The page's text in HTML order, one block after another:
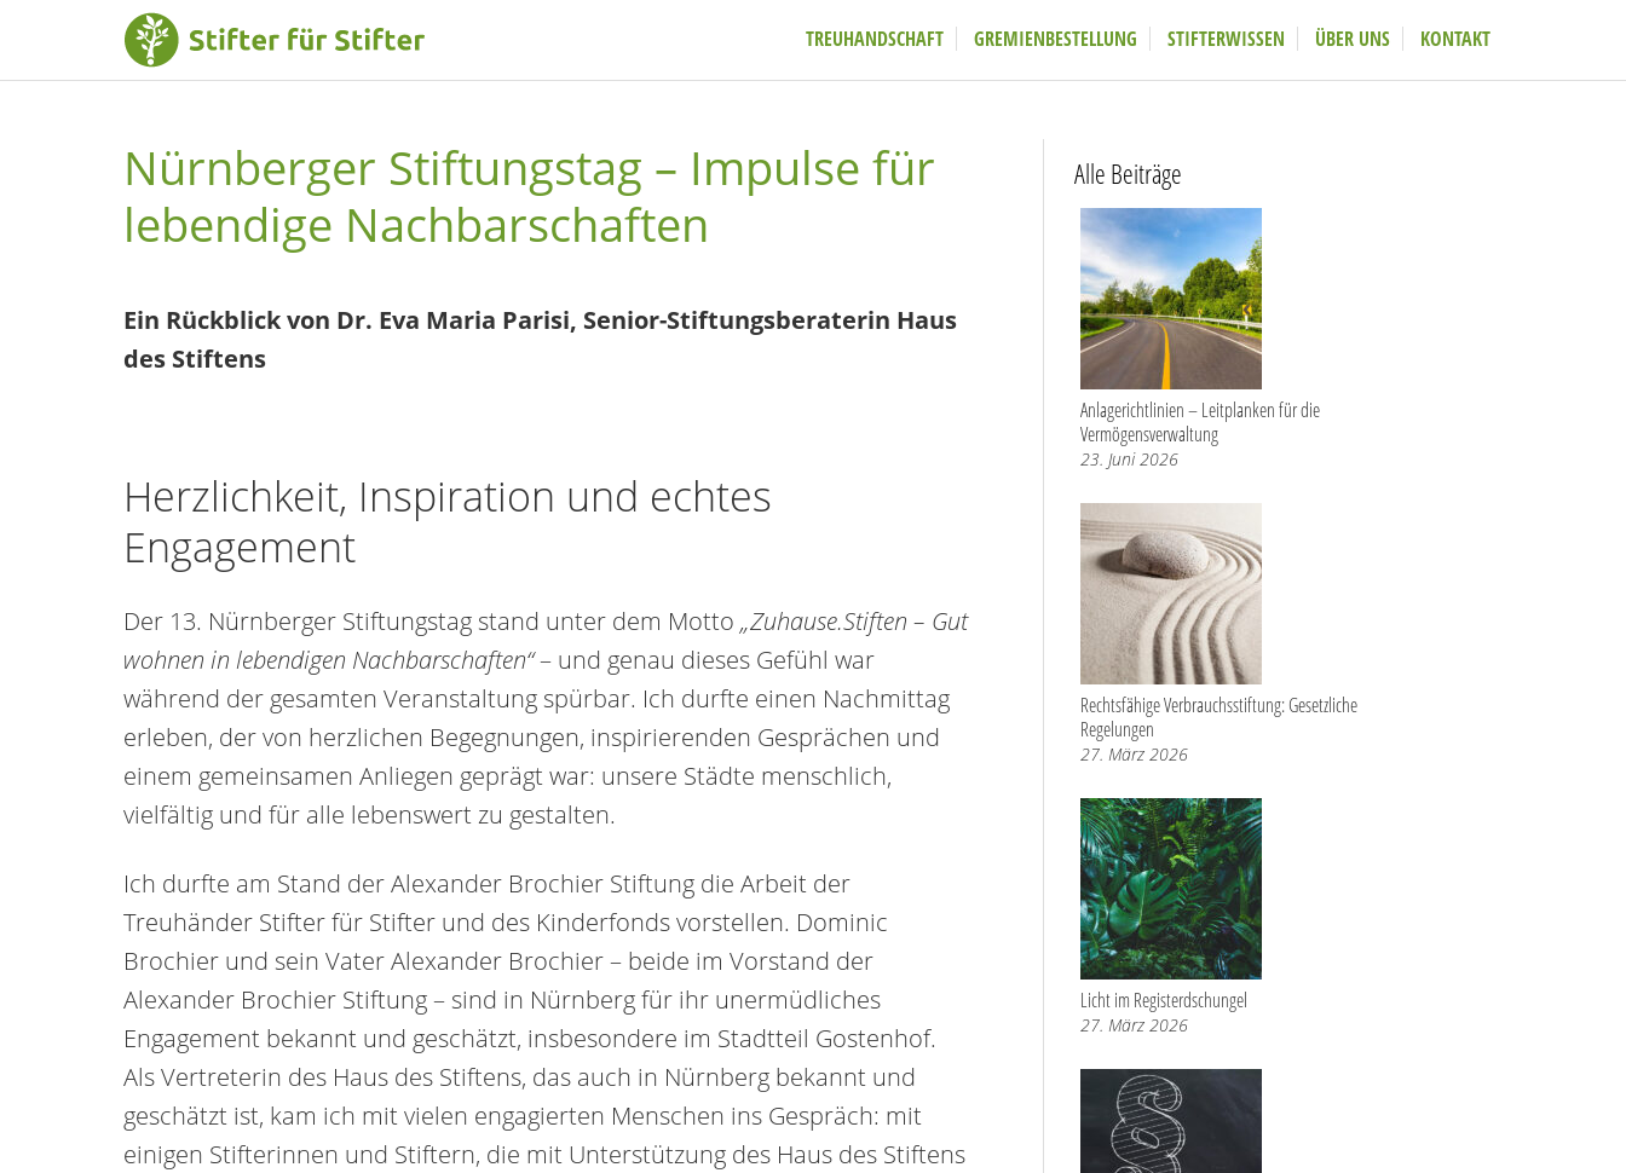
TREUHANDSCHAFT GREMIENBESTELLUNG STIFTERWISSEN ÜBER UNS KONTAKT
Nürnberger Stiftungstag – Impulse für
lebendige Nachbarschaften
Ein Rückblick von Dr. Eva Maria Parisi, Senior-Stiftungsberaterin Haus
des Stiftens
Herzlichkeit, Inspiration und echtes
Engagement
Der 13. Nürnberger Stiftungstag stand unter dem Motto „Zuhause.Stiften – Gut
wohnen in lebendigen Nachbarschaften“– und genau dieses Gefühl war
während der gesamten Veranstaltung spürbar. Ich durfte einen Nachmittag
erleben, der von herzlichen Begegnungen, inspirierenden Gesprächen und
einem gemeinsamen Anliegen geprägt war: unsere Städte menschlich,
vielfältig und für alle lebenswert zu gestalten.
Ich durfte am Stand der Alexander Brochier Stiftung die Arbeit der
Treuhänder Stifter für Stifter und des Kinderfonds vorstellen. Dominic
Brochier und sein Vater Alexander Brochier – beide im Vorstand der
Alexander Brochier Stiftung – sind in Nürnberg für ihr unermüdliches
Engagement bekannt und geschätzt, insbesondere im Stadtteil Gostenhof.
Als Vertreterin des Haus des Stiftens, das auch in Nürnberg bekannt und
geschätzt ist, kam ich mit vielen engagierten Menschen ins Gespräch: mit
einigen Stifterinnen und Stiftern, die mit Unterstützung des Haus des Stiftens
Alle Beiträge
Anlagerichtlinien – Leitplanken für die
Vermögensverwaltung
23. Juni 2026
Rechtsfähige Verbrauchsstiftung: Gesetzliche
Regelungen
27. März 2026
Licht im Registerdschungel
27. März 2026